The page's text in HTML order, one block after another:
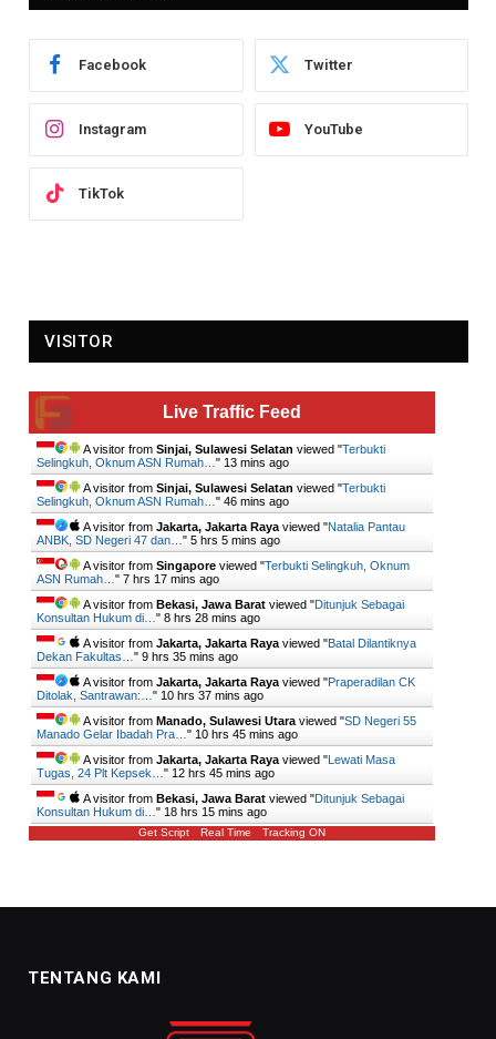
Facebook Twitter
Instagram YouTube
TikTok
VISITOR
Live Traffic Feed
A visitor from Sinjai, Sulawesi Selatan viewed "Terbukti
Selingkuh, Oknum ASN Rumah… " 13 mins ago
A visitor from Sinjai, Sulawesi Selatan viewed "Terbukti
Selingkuh, Oknum ASN Rumah… " 46 mins ago
A visitor from Jakarta, Jakarta Raya viewed "Natalia Pantau
ANBK, SD Negeri 47 dan… " 5 hrs 5 mins ago
A visitor from Singapore viewed "Terbukti Selingkuh, Oknum
ASN Rumah… " 7 hrs 17 mins ago
A visitor from Bekasi, Jawa Barat viewed "Ditunjuk Sebagai
Konsultan Hukum di… " 8 hrs 28 mins ago
A visitor from Jakarta, Jakarta Raya viewed "Batal Dilantiknya
Dekan Fakultas… " 9 hrs 35 mins ago
A visitor from Jakarta, Jakarta Raya viewed "Praperadilan CK
Ditolak, Santrawan:… " 10 hrs 37 mins ago
A visitor from Manado, Sulawesi Utara viewed "SD Negeri 55
Manado Gelar Ibadah Pra… " 10 hrs 45 mins ago
A visitor from Jakarta, Jakarta Raya viewed "Lewati Masa
Tugas, 24 Plt Kepsek… " 12 hrs 45 mins ago
A visitor from Bekasi, Jawa Barat viewed "Ditunjuk Sebagai
Konsultan Hukum di… " 18 hrs 15 mins ago
Get Script Real Time Tracking ON
TENTANG KAMI